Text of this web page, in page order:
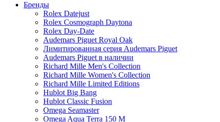
Бренды
Rolex Datejust
Rolex Cosmograph Daytona
Rolex Day-Date
Audemars Piguet Royal Oak
Лимитированная серия Audemars Piguet
Audemars Piguet в наличии
Richard Mille Men's Collection
Richard Mille Women's Collection
Richard Mille Limited Editions
Hublot Big Bang
Hublot Classic Fusion
Omega Seamaster
Omega Aqua Terra 150 M